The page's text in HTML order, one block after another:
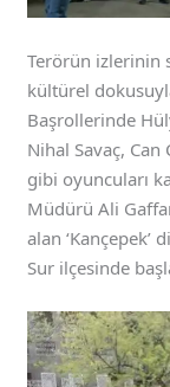
Terörün izlerinin
kültürel
Başrollerinde
Nihal Savaç,
gibi oyuncuları
Müdürü Ali
alan ‘Kançepek’
Sur ilçesinde